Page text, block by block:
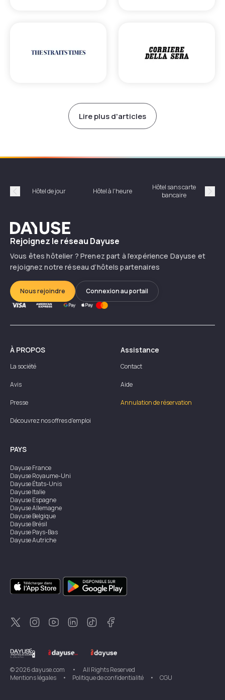
Lire plus d'articles
Précédent
Hôtel de jour Hôtel à l'heure
Hôtel sans carte
bancaire
Dayuse
Rejoignez le réseau Dayuse
Vous êtes hôtelier ? Prenez part à l’expérience Dayuse et
rejoignez notre réseau d’hôtels partenaires
Nous rejoindre Connexion au portail
À PROPOS
La société
Avis
Presse
Découvrez nos offres d'emploi
Assistance
Contact
Aide
Annulation de réservation
PAYS
DayuseFrance
DayuseRoyaume-Uni
DayuseÉtats-Unis
DayuseItalie
DayuseEspagne
DayuseAllemagne
DayuseBelgique
DayuseBrésil
DayusePays-Bas
DayuseAutriche
DayuseSingapour
DayuseSuède
DayuseThaïlande
DayuseNouvelle-Zélande
DayuseTurquie
©2026dayuse.com •
All Rights Reserved
Mentions légales
• Politique de confidentialité • CGU